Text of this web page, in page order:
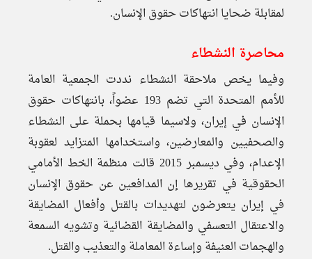
لمقابلة ضحايا انتهاكات حقوق الإنسان.
محاصرة النشطاء
وفيما يخص ملاحقة النشطاء نددت الجمعية العامة
للأمم المتحدة التي تضم 193 عضواً، بانتهاكات حقوق
الإنسان في إيران، ولاسيما قيامها بحملة على النشطاء
والصحفيين والمعارضين، واستخدامها المتزايد لعقوبة
الإعدام، وفي ديسمبر 2015 قالت منظمة الخط الأمامي
الحقوقية في تقريرها إن المدافعين عن حقوق الإنسان
في إيران يتعرضون لتهديدات بالقتل وأفعال المضايقة
والاعتقال التعسفي والمضايقة القضائية وتشويه السمعة
والهجمات العنيفة وإساءة المعاملة والتعذيب والقتل.